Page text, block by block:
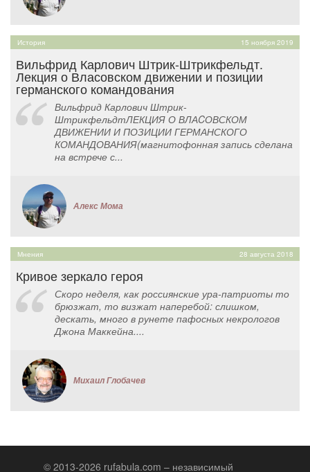
История 15 ноября 2019
Вильфрид Карлович Штрик-Штрикфельдт.
Лекция о Власовском движении и позиции
германского командования
Вильфрид Карлович Штрик-
ШтрикфельдтЛЕКЦИЯ О ВЛАCОВСКОМ
ДВИЖЕНИИ И ПОЗИЦИИ ГЕРМАНСКОГО
КОМАНДОВАНИЯ(магнитофонная запись сделана
на встрече с...
Алекс Мома
Мнения 28 августа 2018
Кривое зеркало героя
Скоро неделя, как россиянские ура-патриоты то
брюзжат, то визжат наперебой: слишком,
дескать, много в рунете пафосных некрологов
Джона Маккейна....
Михаил Глобачев
© 2013-2026 rufabula.com – независимый